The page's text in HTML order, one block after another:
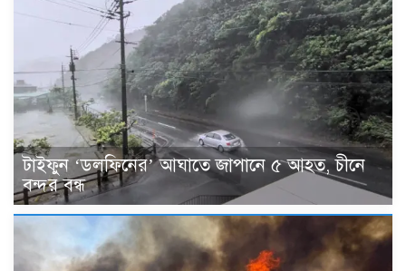
টাইফুন ‘ডলফিনের’ আঘাতে জাপানে ৫ আহত, চীনে
বন্দর বন্ধ